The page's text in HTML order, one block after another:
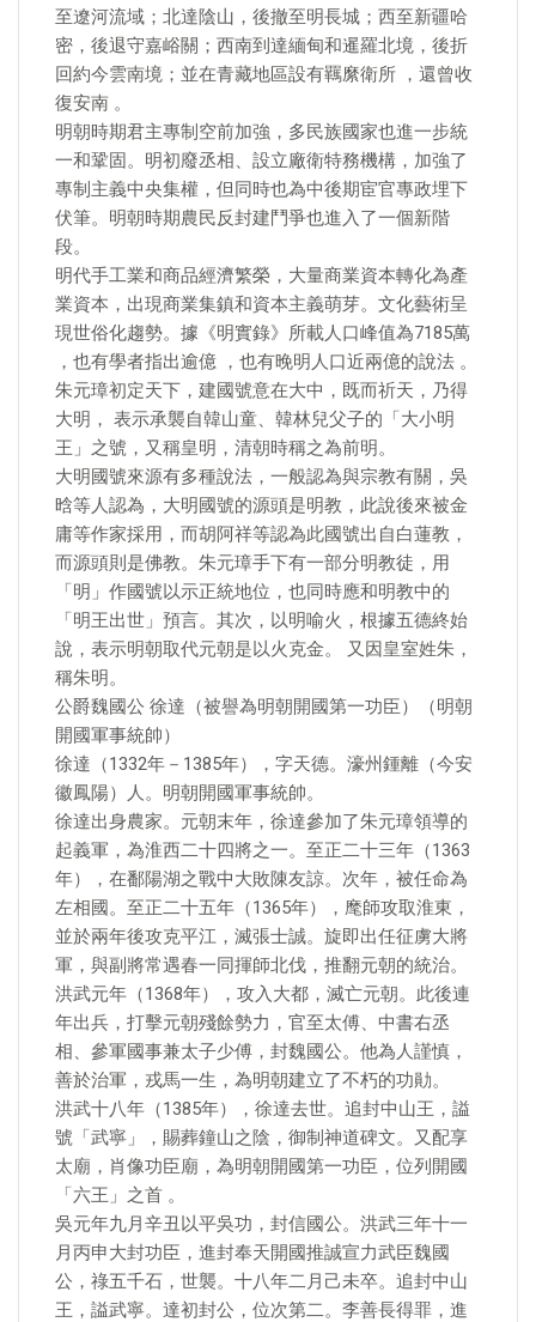
至遼河流域；北達陰山，後撤至明長城；西至新疆哈
密，後退守嘉峪關；西南到達緬甸和暹羅北境，後折
回約今雲南境；並在青藏地區設有羈縻衛所 ，還曾收
復安南 。
明朝時期君主專制空前加強，多民族國家也進一步統
一和鞏固。明初廢丞相、設立廠衛特務機構，加強了
專制主義中央集權，但同時也為中後期宦官專政埋下
伏筆。明朝時期農民反封建鬥爭也進入了一個新階
段。
明代手工業和商品經濟繁榮，大量商業資本轉化為產
業資本，出現商業集鎮和資本主義萌芽。文化藝術呈
現世俗化趨勢。據《明實錄》所載人口峰值為7185萬
，也有學者指出逾億 ，也有晚明人口近兩億的說法 。
朱元璋初定天下，建國號意在大中，既而祈天，乃得
大明， 表示承襲自韓山童、韓林兒父子的「大小明
王」之號，又稱皇明，清朝時稱之為前明。
大明國號來源有多種說法，一般認為與宗教有關，吳
晗等人認為，大明國號的源頭是明教，此說後來被金
庸等作家採用，而胡阿祥等認為此國號出自白蓮教，
而源頭則是佛教。朱元璋手下有一部分明教徒，用
「明」作國號以示正統地位，也同時應和明教中的
「明王出世」預言。其次，以明喻火，根據五德終始
說，表示明朝取代元朝是以火克金。 又因皇室姓朱，
稱朱明。
公爵魏國公 徐達（被譽為明朝開國第一功臣）（明朝
開國軍事統帥）
徐達（1332年－1385年），字天德。濠州鍾離（今安
徽鳳陽）人。明朝開國軍事統帥。
徐達出身農家。元朝末年，徐達參加了朱元璋領導的
起義軍，為淮西二十四將之一。至正二十三年（1363
年），在鄱陽湖之戰中大敗陳友諒。次年，被任命為
左相國。至正二十五年（1365年），麾師攻取淮東，
並於兩年後攻克平江，滅張士誠。旋即出任征虜大將
軍，與副將常遇春一同揮師北伐，推翻元朝的統治。
洪武元年（1368年），攻入大都，滅亡元朝。此後連
年出兵，打擊元朝殘餘勢力，官至太傅、中書右丞
相、參軍國事兼太子少傅，封魏國公。他為人謹慎，
善於治軍，戎馬一生，為明朝建立了不朽的功勛。
洪武十八年（1385年），徐達去世。追封中山王，謚
號「武寧」，賜葬鐘山之陰，御制神道碑文。又配享
太廟，肖像功臣廟，為明朝開國第一功臣，位列開國
「六王」之首 。
吳元年九月辛丑以平吳功，封信國公。洪武三年十一
月丙申大封功臣，進封奉天開國推誠宣力武臣魏國
公，祿五千石，世襲。十八年二月己未卒。追封中山
王，謚武寧。達初封公，位次第二。李善長得罪，進